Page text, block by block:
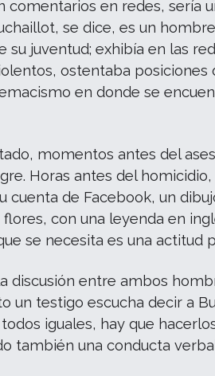
comentarios en redes, sería
se dice, es un
su juventud; exhibía en las
ostentaba posiciones
en donde se
momentos antes del
Horas antes del
cuenta de Facebook, un
con una leyenda en
se necesita es una actitud
discusión entre ambos
un testigo escucha decir a
iguales, hay que
también una conducta